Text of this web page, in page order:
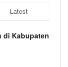
Latest
di Kabupaten